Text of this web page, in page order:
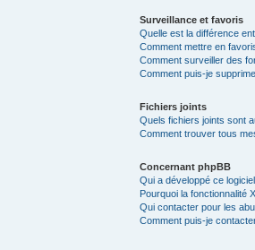
Surveillance et favoris
Quelle est la différence
Comment mettre en
Comment surveiller des
Comment puis-je
Fichiers joints
Quels fichiers joints sont
Comment trouver tous
Concernant phpBB
Qui a développé ce
Pourquoi la fonctionnalité
Qui contacter pour les
Comment puis-je